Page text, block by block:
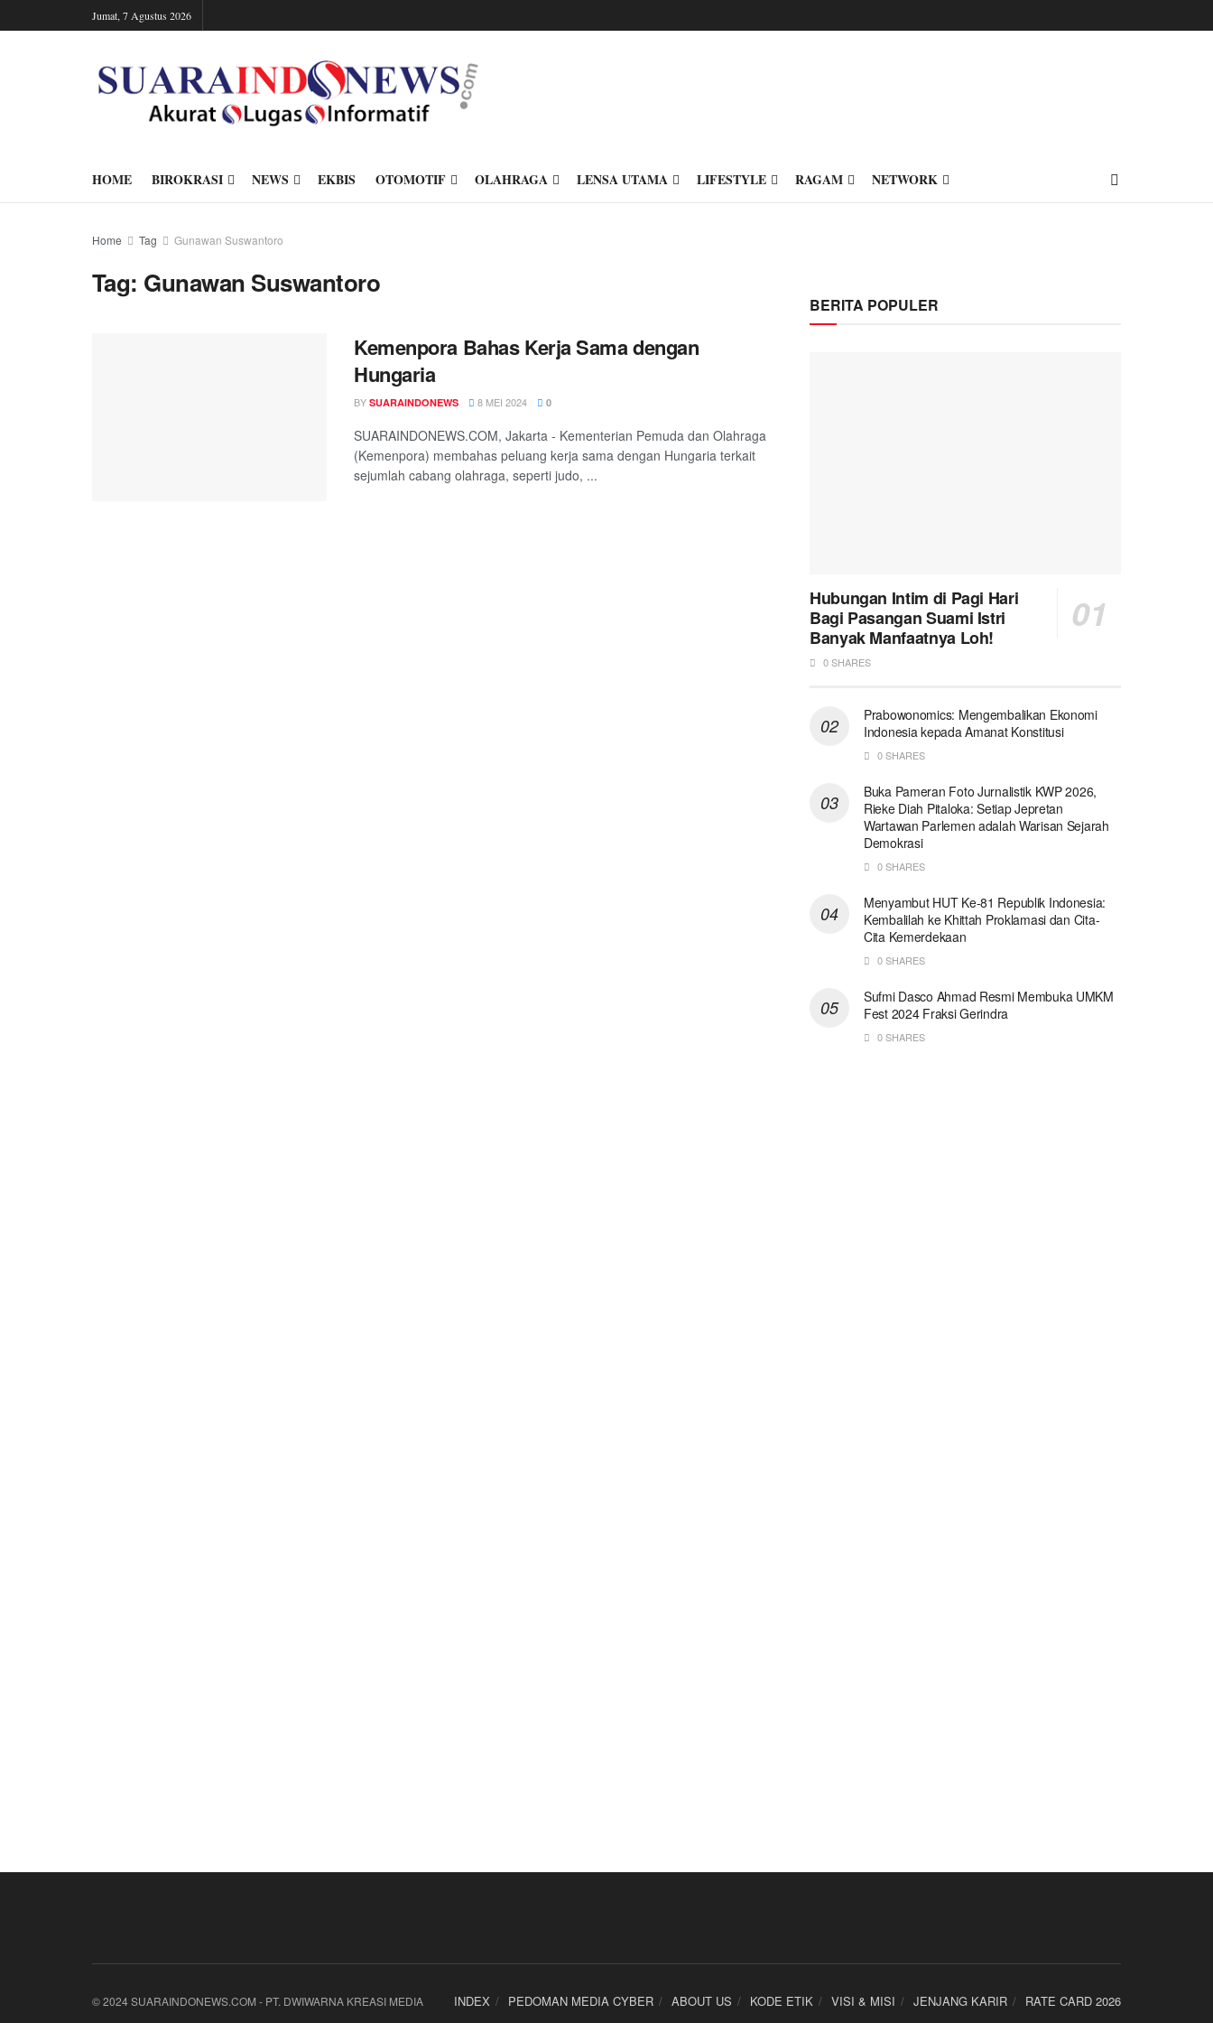
Jumat, 7 Agustus 2026
HOME BIROKRASI NEWS EKBIS OTOMOTIF OLAHRAGA LENSA UTAMA LIFESTYLE RAGAM NETWORK
Home Tag Gunawan Suswantoro
Tag: Gunawan Suswantoro
Kemenpora Bahas Kerja Sama dengan
Hungaria
BY SUARAINDONEWS 8 MEI 2024 0
SUARAINDONEWS.COM, Jakarta - Kementerian Pemuda dan Olahraga
(Kemenpora) membahas peluang kerja sama dengan Hungaria terkait
sejumlah cabang olahraga, seperti judo, ...
BERITA POPULER
Hubungan Intim di Pagi Hari
Bagi Pasangan Suami Istri
Banyak Manfaatnya Loh!
0 SHARES
Prabowonomics: Mengembalikan Ekonomi
Indonesia kepada Amanat Konstitusi
0 SHARES
Buka Pameran Foto Jurnalistik KWP 2026,
Rieke Diah Pitaloka: Setiap Jepretan
Wartawan Parlemen adalah Warisan Sejarah
Demokrasi
0 SHARES
Menyambut HUT Ke-81 Republik Indonesia:
Kembalilah ke Khittah Proklamasi dan Cita-
Cita Kemerdekaan
0 SHARES
Sufmi Dasco Ahmad Resmi Membuka UMKM
Fest 2024 Fraksi Gerindra
0 SHARES
INDEX PEDOMAN MEDIA CYBER ABOUT US KODE ETIK VISI & MISI JENJANG KARIR RATE CARD 2026
© 2024 SUARAINDONEWS.COM - PT. DWIWARNA KREASI MEDIA